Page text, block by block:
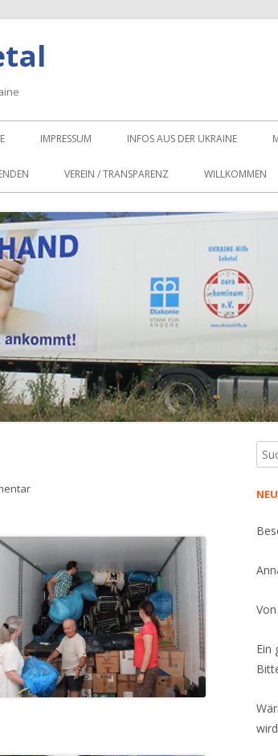
IMPRESSUM INFOS AUS DER UKRAINE
VEREIN / TRANSPARENZ WILLKOMMEN
zu Herzlichen Dank an PEMA
Ein
wird